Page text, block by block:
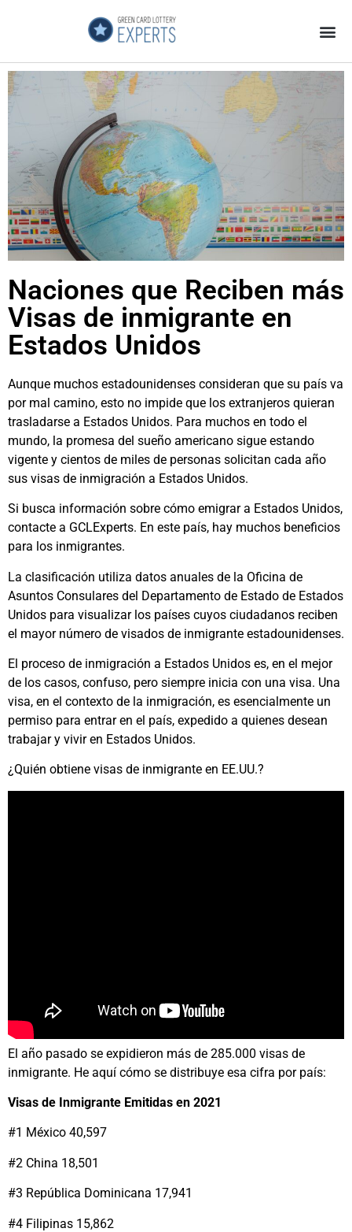
Naciones que Reciben más
Visas de inmigrante en
Estados Unidos
Aunque muchos estadounidenses consideran que su país va
por mal camino, esto no impide que los extranjeros quieran
trasladarse a Estados Unidos. Para muchos en todo el
mundo, la promesa del sueño americano sigue estando
vigente y cientos de miles de personas solicitan cada año
sus visas de inmigración a Estados Unidos.
Si busca información sobre cómo emigrar a Estados Unidos,
contacte a GCLExperts. En este país, hay muchos beneficios
para los inmigrantes.
La clasificación utiliza datos anuales de la Oficina de
Asuntos Consulares del Departamento de Estado de Estados
Unidos para visualizar los países cuyos ciudadanos reciben
el mayor número de visados de inmigrante estadounidenses.
El proceso de inmigración a Estados Unidos es, en el mejor
de los casos, confuso, pero siempre inicia con una visa. Una
visa, en el contexto de la inmigración, es esencialmente un
permiso para entrar en el país, expedido a quienes desean
trabajar y vivir en Estados Unidos.
¿Quién obtiene visas de inmigrante en EE.UU.?
El año pasado se expidieron más de 285.000 visas de
inmigrante. He aquí cómo se distribuye esa cifra por país:
Visas de Inmigrante Emitidas en 2021
#1 México 40,597
#2 China 18,501
#3 República Dominicana 17,941
#4 Filipinas 15,862